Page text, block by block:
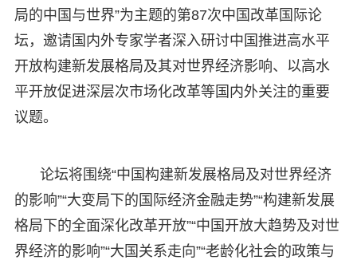
局的中国与世界”为主题的第87次中国改革国际论
坛，邀请国内外专家学者深入研讨中国推进高水平
开放构建新发展格局及其对世界经济影响、以高水
平开放促进深层次市场化改革等国内外关注的重要
议题。
论坛将围绕“中国构建新发展格局及对世界经济
的影响”“大变局下的国际经济金融走势”“构建新发展
格局下的全面深化改革开放”“中国开放大趋势及对世
界经济的影响”“大国关系走向”“老龄化社会的政策与